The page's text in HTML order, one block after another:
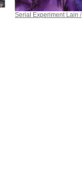
Serial Experiment Lain /